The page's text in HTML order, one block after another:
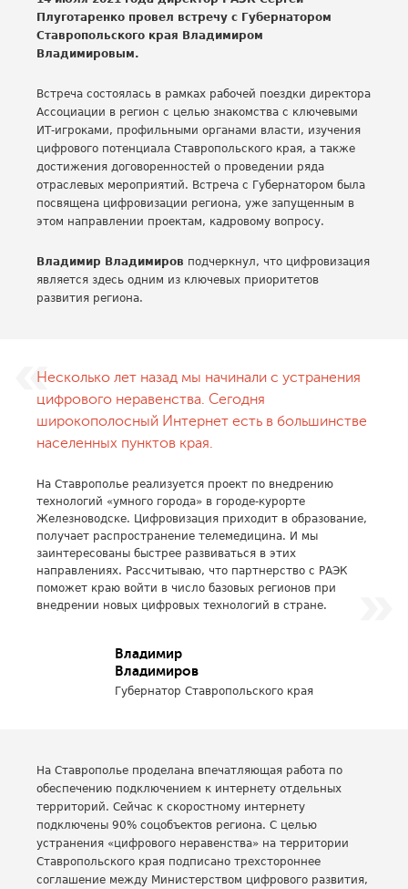
Плуготаренко провел встречу с Губернатором
Ставропольского края Владимиром
Владимировым.
Встреча состоялась в рамках рабочей поездки директора
Ассоциации в регион с целью знакомства с ключевыми
ИТ-игроками, профильными органами власти, изучения
цифрового потенциала Ставропольского края, а также
достижения договоренностей о проведении ряда
отраслевых мероприятий. Встреча с Губернатором была
посвящена цифровизации региона, уже запущенным в
этом направлении проектам, кадровому вопросу.
Владимир Владимиров подчеркнул, что цифровизация
является здесь одним из ключевых приоритетов
развития региона.
Несколько лет назад мы начинали с устранения
цифрового неравенства. Сегодня
широкополосный Интернет есть в большинстве
населенных пунктов края.
На Ставрополье реализуется проект по внедрению
технологий «умного города» в городе-курорте
Железноводске. Цифровизация приходит в образование,
получает распространение телемедицина. И мы
заинтересованы быстрее развиваться в этих
направлениях. Рассчитываю, что партнерство с РАЭК
поможет краю войти в число базовых регионов при
внедрении новых цифровых технологий в стране.
Владимир
Владимиров
Губернатор Ставропольского края
На Ставрополье проделана впечатляющая работа по
обеспечению подключением к интернету отдельных
территорий. Сейчас к скоростному интернету
подключены 90% соцобъектов региона. С целью
устранения «цифрового неравенства» на территории
Ставропольского края подписано трехстороннее
соглашение между Министерством цифрового развития,